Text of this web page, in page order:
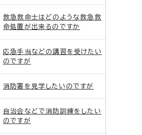
救急救命士はどのような救急救
命処置が出来るのですか
応急手当などの講習を受けたい
のですが
消防署を見学したいのですが
自治会などで消防訓練をしたい
のですが